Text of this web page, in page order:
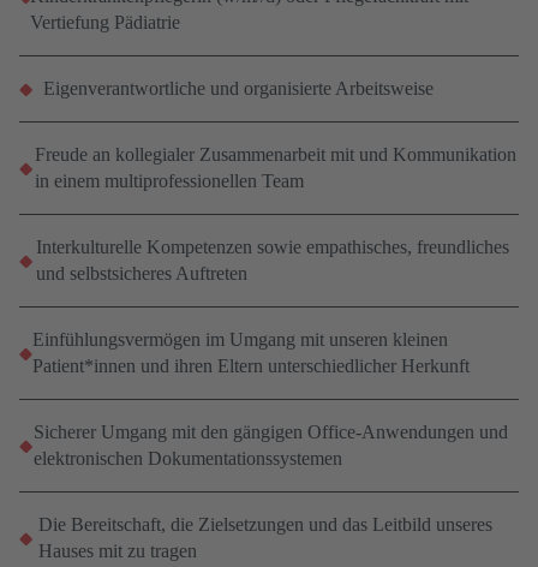
Vertiefung Pädiatrie
Eigenverantwortliche und organisierte Arbeitsweise
Freude an kollegialer Zusammenarbeit mit und Kommunikation
in einem multiprofessionellen Team
Interkulturelle Kompetenzen sowie empathisches, freundliches
und selbstsicheres Auftreten
Einfühlungsvermögen im Umgang mit unseren kleinen
Patient*innen und ihren Eltern unterschiedlicher Herkunft
Sicherer Umgang mit den gängigen Office-Anwendungen und
elektronischen Dokumentationssystemen
Die Bereitschaft, die Zielsetzungen und das Leitbild unseres
Hauses mit zu tragen